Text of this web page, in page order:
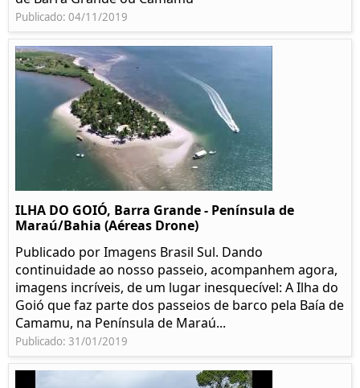
Publicado: 04/11/2019
ILHA DO GOIÓ, Barra Grande - Península de
Maraú/Bahia (Aéreas Drone)
Publicado por Imagens Brasil Sul. Dando
continuidade ao nosso passeio, acompanhem agora,
imagens incríveis, de um lugar inesquecível: A Ilha do
Goió que faz parte dos passeios de barco pela Baía de
Camamu, na Península de Maraú...
Publicado: 31/01/2019